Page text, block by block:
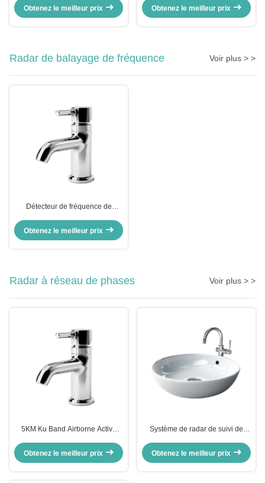
pour les systèmes de radar à
Obtenez le meilleur prix
Pour les systèmes de
Obtenez le meilleur prix
Radar de balayage de fréquence Voir plus > >
Détecteur de fréquence de
Obtenez le meilleur prix
Radar à réseau de phases Voir plus > >
5KM Ku Band Airborne Active
de la cible de suivi automobile
Obtenez le meilleur prix
Système de radar de suivi de
Band
Obtenez le meilleur prix